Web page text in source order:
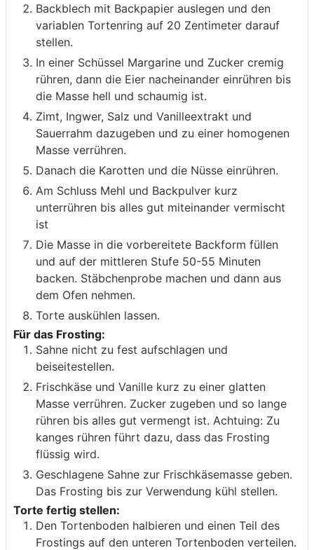
Backblech mit Backpapier auslegen und den
variablen Tortenring auf 20 Zentimeter darauf
stellen.
In einer Schüssel Margarine und Zucker cremig
rühren, dann die Eier nacheinander einrühren bis
die Masse hell und schaumig ist.
Zimt, Ingwer, Salz und Vanilleextrakt und
Sauerrahm dazugeben und zu einer homogenen
Masse verrühren.
Danach die Karotten und die Nüsse einrühren.
Am Schluss Mehl und Backpulver kurz
unterrühren bis alles gut miteinander vermischt
ist
Die Masse in die vorbereitete Backform füllen
und auf der mittleren Stufe 50-55 Minuten
backen. Stäbchenprobe machen und dann aus
dem Ofen nehmen.
Torte auskühlen lassen.
Für das Frosting:
Sahne nicht zu fest aufschlagen und
beiseitestellen.
Frischkäse und Vanille kurz zu einer glatten
Masse verrühren. Zucker zugeben und so lange
rühren bis alles gut vermengt ist. Achtuing: Zu
kanges rühren führt dazu, dass das Frosting
flüssig wird.
Geschlagene Sahne zur Frischkäsemasse geben.
Das Frosting bis zur Verwendung kühl stellen.
Torte fertig stellen:
Den Tortenboden halbieren und einen Teil des
Frostings auf den unteren Tortenboden verteilen.